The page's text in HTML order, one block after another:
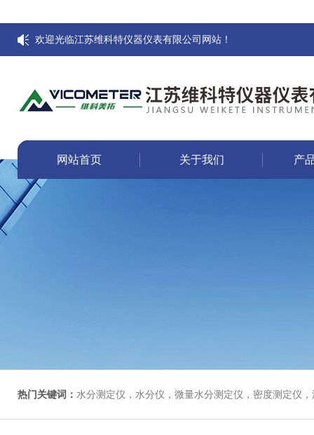
欢迎光临江苏维科特仪器仪表有限公司网站！
网站首页 关于我们 产
热门关键词： 水分测定仪，水分仪，微量水分测定仪，密度测定仪